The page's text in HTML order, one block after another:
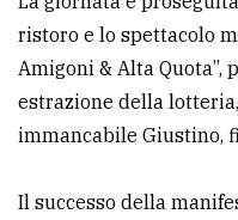
ristoro e lo spettacolo
Amigoni & Alta Quota”,
estrazione della
immancabile Giustino,
Il successo della